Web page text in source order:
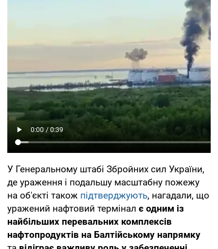
У Генеральному штабі Збройних сил України,
де ураження і подальшу масштабну пожежу
на об'єкті також підтверджують, нагадали, що
уражений нафтовий термінал є одним із
найбільших перевальних комплексів
нафтопродуктів на Балтійському напрямку